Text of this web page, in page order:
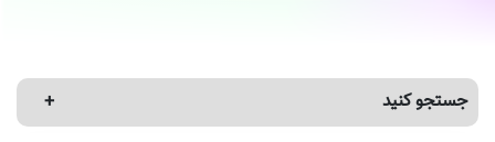
جستجو کنید